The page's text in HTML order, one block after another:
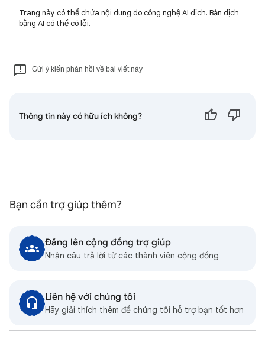
Trang này có thể chứa nội dung do công nghệ AI dịch. Bản dịch
bằng AI có thể có lỗi.
Gửi ý kiến phản hồi về bài viết này
Thông tin này có hữu ích không?
Bạn cần trợ giúp thêm?
Đăng lên cộng đồng trợ giúp
Nhận câu trả lời từ các thành viên cộng đồng
Liên hệ với chúng tôi
Hãy giải thích thêm để chúng tôi hỗ trợ bạn tốt hơn